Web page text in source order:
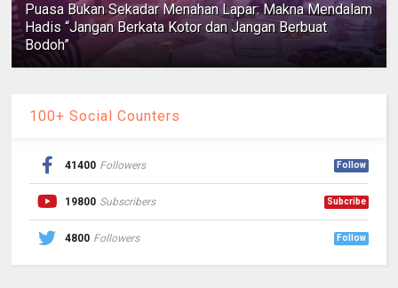
Puasa Bukan Sekadar Menahan Lapar: Makna Mendalam
Hadis “Jangan Berkata Kotor dan Jangan Berbuat
Bodoh”
100+ Social Counters
41400 Followers Follow
19800 Subscribers Subcribe
4800 Followers Follow